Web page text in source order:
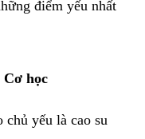
điểm yếu nhất
học
chủ yếu là cao su